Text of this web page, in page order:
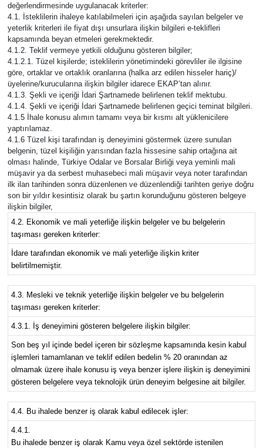
değerlendirmesinde uygulanacak kriterler:
4.1. İsteklilerin ihaleye katılabilmeleri için aşağıda sayılan belgeler ve
yeterlik kriterleri ile fiyat dışı unsurlara ilişkin bilgileri e-teklifleri
kapsamında beyan etmeleri gerekmektedir.
4.1.2. Teklif vermeye yetkili olduğunu gösteren bilgiler;
4.1.2.1. Tüzel kişilerde; isteklilerin yönetimindeki görevliler ile ilgisine
göre, ortaklar ve ortaklık oranlarına (halka arz edilen hisseler hariç)/
üyelerine/kurucularına ilişkin bilgiler idarece EKAP’tan alınır.
4.1.3. Şekli ve içeriği İdari Şartnamede belirlenen teklif mektubu.
4.1.4. Şekli ve içeriği İdari Şartnamede belirlenen geçici teminat bilgileri.
4.1.5 İhale konusu alımın tamamı veya bir kısmı alt yüklenicilere
yaptırılamaz.
4.1.6 Tüzel kişi tarafından iş deneyimini göstermek üzere sunulan
belgenin, tüzel kişiliğin yarısından fazla hissesine sahip ortağına ait
olması halinde, Türkiye Odalar ve Borsalar Birliği veya yeminli mali
müşavir ya da serbest muhasebeci mali müşavir veya noter tarafından
ilk ilan tarihinden sonra düzenlenen ve düzenlendiği tarihten geriye doğru
son bir yıldır kesintisiz olarak bu şartın korunduğunu gösteren belgeye
ilişkin bilgiler,
4.2. Ekonomik ve mali yeterliğe ilişkin belgeler ve bu belgelerin
taşıması gereken kriterler:
İdare tarafından ekonomik ve mali yeterliğe ilişkin kriter
belirtilmemiştir.
4.3. Mesleki ve teknik yeterliğe ilişkin belgeler ve bu belgelerin
taşıması gereken kriterler:
4.3.1. İş deneyimini gösteren belgelere ilişkin bilgiler:
Son beş yıl içinde bedel içeren bir sözleşme kapsamında kesin kabul
işlemleri tamamlanan ve teklif edilen bedelin % 20 oranından az
olmamak üzere ihale konusu iş veya benzer işlere ilişkin iş deneyimini
gösteren belgelere veya teknolojik ürün deneyim belgesine ait bilgiler.
4.4. Bu ihalede benzer iş olarak kabul edilecek işler:
4.4.1.
Bu ihalede benzer iş olarak Kamu veya özel sektörde istenilen